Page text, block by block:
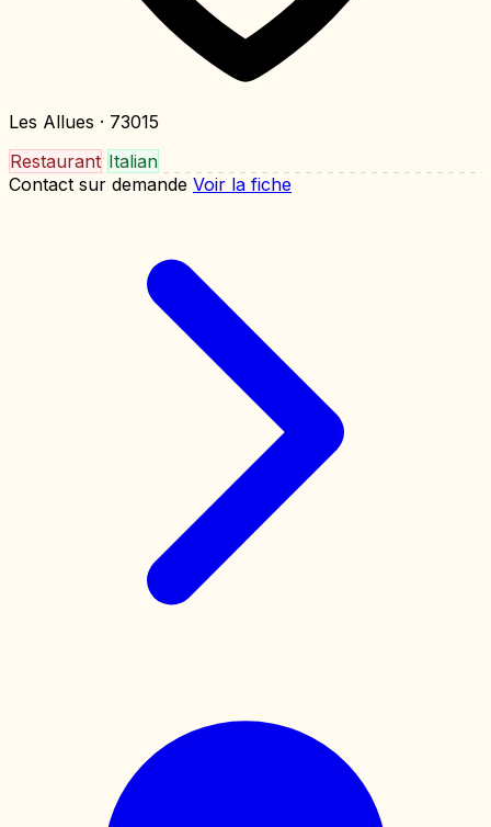
Les Allues · 73015
Restaurant Italian
Contact sur demande Voir la fiche